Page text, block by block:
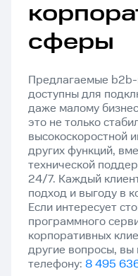
сферы
Предлагаемые
доступны для
даже малому
это не только
высокоскоростной
других функций,
технической
24/7. Каждый
подход и выгоду в
Если интересует
программного
корпоративных
другие вопросы, вы
телефону: 8 495